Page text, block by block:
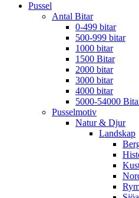
Pussel
Antal Bitar
0-499 bitar
500-999 bitar
1000 bitar
1500 Bitar
2000 bitar
3000 bitar
4000 bitar
5000-54000
Pusselmotiv
Natur & Djur
Landskap